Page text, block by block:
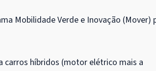
Mobilidade Verde e Inovação (Mover)
carros híbridos (motor elétrico mais a